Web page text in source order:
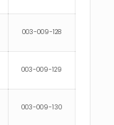
003-009-128
003-009-129
003-009-130